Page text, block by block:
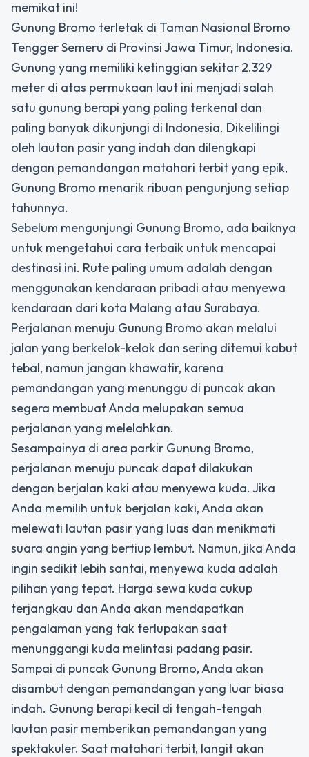
memikat ini!
Gunung Bromo terletak di Taman Nasional Bromo
Tengger Semeru di Provinsi Jawa Timur, Indonesia.
Gunung yang memiliki ketinggian sekitar 2.329
meter di atas permukaan laut ini menjadi salah
satu gunung berapi yang paling terkenal dan
paling banyak dikunjungi di Indonesia. Dikelilingi
oleh lautan pasir yang indah dan dilengkapi
dengan pemandangan matahari terbit yang epik,
Gunung Bromo menarik ribuan pengunjung setiap
tahunnya.
Sebelum mengunjungi Gunung Bromo, ada baiknya
untuk mengetahui cara terbaik untuk mencapai
destinasi ini. Rute paling umum adalah dengan
menggunakan kendaraan pribadi atau menyewa
kendaraan dari kota Malang atau Surabaya.
Perjalanan menuju Gunung Bromo akan melalui
jalan yang berkelok-kelok dan sering ditemui kabut
tebal, namun jangan khawatir, karena
pemandangan yang menunggu di puncak akan
segera membuat Anda melupakan semua
perjalanan yang melelahkan.
Sesampainya di area parkir Gunung Bromo,
perjalanan menuju puncak dapat dilakukan
dengan berjalan kaki atau menyewa kuda. Jika
Anda memilih untuk berjalan kaki, Anda akan
melewati lautan pasir yang luas dan menikmati
suara angin yang bertiup lembut. Namun, jika Anda
ingin sedikit lebih santai, menyewa kuda adalah
pilihan yang tepat. Harga sewa kuda cukup
terjangkau dan Anda akan mendapatkan
pengalaman yang tak terlupakan saat
menunggangi kuda melintasi padang pasir.
Sampai di puncak Gunung Bromo, Anda akan
disambut dengan pemandangan yang luar biasa
indah. Gunung berapi kecil di tengah-tengah
lautan pasir memberikan pemandangan yang
spektakuler. Saat matahari terbit, langit akan